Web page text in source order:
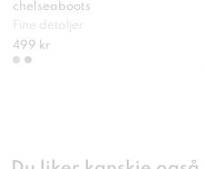
chelseaboots
Fine detaljer
499 kr